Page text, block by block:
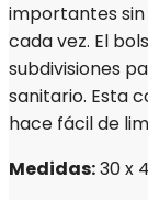
importantes
cada vez. El
subdivisiones
sanitario. Esta
hace fácil de
Medidas:30 x